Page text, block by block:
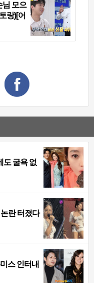
님 모으
랑)[어
도 굴욕 없
란 터졌다
스 인터내